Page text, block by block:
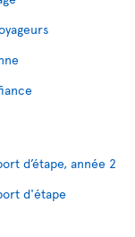
d’étape, année 2
d'étape